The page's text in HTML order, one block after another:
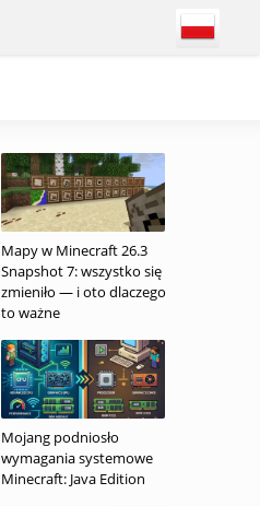
Mapy w Minecraft 26.3
Snapshot 7: wszystko się
zmieniło — i oto dlaczego
to ważne
Mojang podniosło
wymagania systemowe
Minecraft: Java Edition